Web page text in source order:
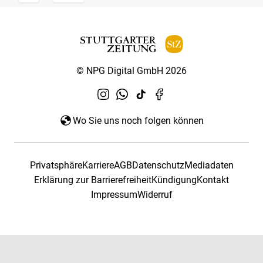
© NPG Digital GmbH 2026
Wo Sie uns noch folgen können
PrivatsphäreKarriereAGBDatenschutzMediadaten
Erklärung zur BarrierefreiheitKündigungKontakt
ImpressumWiderruf